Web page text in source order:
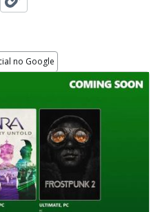
no Google